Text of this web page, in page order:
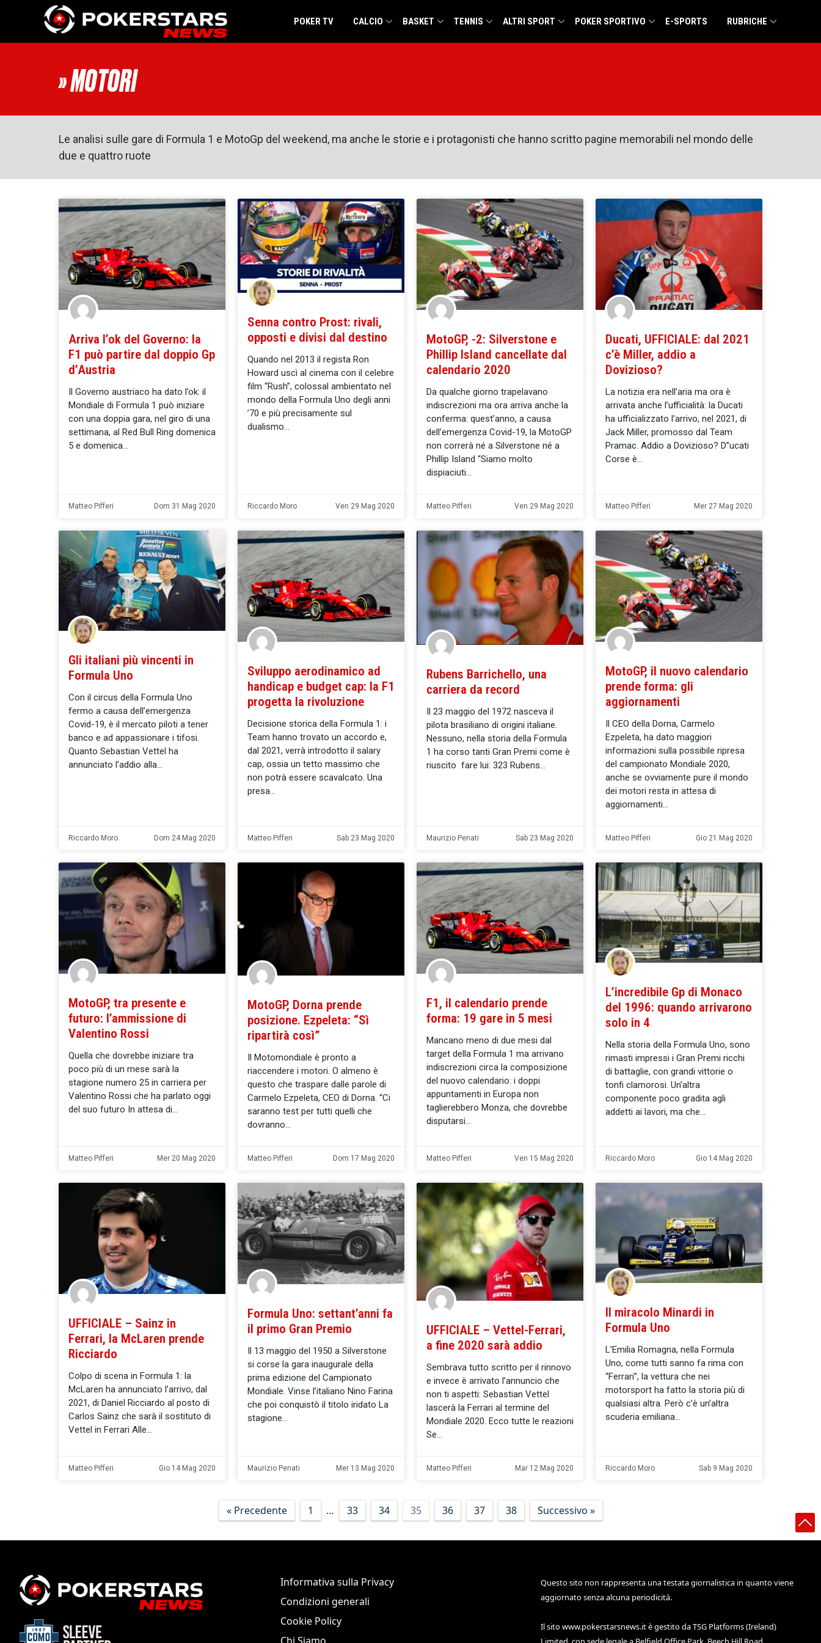
Vai al contenuto
POKER TV CALCIO BASKET TENNIS ALTRI SPORT POKER SPORTIVO E-SPORTS RUBRICHE
» MOTORI
Le analisi sulle gare di Formula 1 e MotoGp del weekend, ma anche le storie e i protagonisti che hanno scritto pagine memorabili nel mondo delle
due e quattro ruote
Arriva l’ok del Governo: la
F1 può partire dal doppio Gp
d’Austria
Il Governo austriaco ha dato l’ok: il
Mondiale di Formula 1 può iniziare
con una doppia gara, nel giro di una
settimana, al Red Bull Ring domenica
5 e domenica
Matteo Pifferi Dom 31 Mag 2020
Senna contro Prost: rivali,
opposti e divisi dal destino
Quando nel 2013 il regista Ron
Howard uscì al cinema con il celebre
film “Rush”, colossal ambientato nel
mondo della Formula Uno degli anni
’70 e più precisamente sul
dualismo
Riccardo Moro Ven 29 Mag 2020
MotoGP, -2: Silverstone e
Phillip Island cancellate dal
calendario 2020
Da qualche giorno trapelavano
indiscrezioni ma ora arriva anche la
conferma: quest’anno, a causa
dell’emergenza Covid-19, la MotoGP
non correrà né a Silverstone né a
Phillip Island “Siamo molto
dispiaciuti
Matteo Pifferi Ven 29 Mag 2020
Ducati, UFFICIALE: dal 2021
c’è Miller, addio a
Dovizioso?
La notizia era nell’aria ma ora è
arrivata anche l’ufficialità: la Ducati
ha ufficializzato l’arrivo, nel 2021, di
Jack Miller, promosso dal Team
Pramac. Addio a Dovizioso? D”ucati
Corse è
Matteo Pifferi Mer 27 Mag 2020
Gli italiani più vincenti in
Formula Uno
Con il circus della Formula Uno
fermo a causa dell’emergenza
Covid-19, è il mercato piloti a tener
banco e ad appassionare i tifosi.
Quanto Sebastian Vettel ha
annunciato l’addio alla
Riccardo Moro Dom 24 Mag 2020
Sviluppo aerodinamico ad
handicap e budget cap: la F1
progetta la rivoluzione
Decisione storica della Formula 1: i
Team hanno trovato un accordo e,
dal 2021, verrà introdotto il salary
cap, ossia un tetto massimo che
non potrà essere scavalcato. Una
presa
Matteo Pifferi Sab 23 Mag 2020
Rubens Barrichello, una
carriera da record
Il 23 maggio del 1972 nasceva il
pilota brasiliano di origini italiane.
Nessuno, nella storia della Formula
1 ha corso tanti Gran Premi come è
riuscito fare lui: 323 Rubens
Maurizio Penati Sab 23 Mag 2020
MotoGP, il nuovo calendario
prende forma: gli
aggiornamenti
Il CEO della Dorna, Carmelo
Ezpeleta, ha dato maggiori
informazioni sulla possibile ripresa
del campionato Mondiale 2020,
anche se ovviamente pure il mondo
dei motori resta in attesa di
aggiornamenti
Matteo Pifferi Gio 21 Mag 2020
MotoGP, tra presente e
futuro: l’ammissione di
Valentino Rossi
Quella che dovrebbe iniziare tra
poco più di un mese sarà la
stagione numero 25 in carriera per
Valentino Rossi che ha parlato oggi
del suo futuro In attesa di
Matteo Pifferi Mer 20 Mag 2020
MotoGP, Dorna prende
posizione. Ezpeleta: “Sì
ripartirà così”
Il Motomondiale è pronto a
riaccendere i motori. O almeno è
questo che traspare dalle parole di
Carmelo Ezpeleta, CEO di Dorna. “Ci
saranno test per tutti quelli che
dovranno
Matteo Pifferi Dom 17 Mag 2020
F1, il calendario prende
forma: 19 gare in 5 mesi
Mancano meno di due mesi dal
target della Formula 1 ma arrivano
indiscrezioni circa la composizione
del nuovo calendario: i doppi
appuntamenti in Europa non
taglierebbero Monza, che dovrebbe
disputarsi
Matteo Pifferi Ven 15 Mag 2020
L’incredibile Gp di Monaco
del 1996: quando arrivarono
solo in 4
Nella storia della Formula Uno, sono
rimasti impressi i Gran Premi ricchi
di battaglie, con grandi vittorie o
tonfi clamorosi. Un’altra
componente poco gradita agli
addetti ai lavori, ma che
Riccardo Moro Gio 14 Mag 2020
UFFICIALE – Sainz in
Ferrari, la McLaren prende
Ricciardo
Colpo di scena in Formula 1: la
McLaren ha annunciato l’arrivo, dal
2021, di Daniel Ricciardo al posto di
Carlos Sainz che sarà il sostituto di
Vettel in Ferrari Alle
Matteo Pifferi Gio 14 Mag 2020
Formula Uno: settant’anni fa
il primo Gran Premio
Il 13 maggio del 1950 a Silverstone
si corse la gara inaugurale della
prima edizione del Campionato
Mondiale. Vinse l’italiano Nino Farina
che poi conquistò il titolo iridato La
stagione
Maurizio Penati Mer 13 Mag 2020
UFFICIALE – Vettel-Ferrari,
a fine 2020 sarà addio
Sembrava tutto scritto per il rinnovo
e invece è arrivato l’annuncio che
non ti aspetti: Sebastian Vettel
lascerà la Ferrari al termine del
Mondiale 2020. Ecco tutte le reazioni
Se
Matteo Pifferi Mar 12 Mag 2020
Il miracolo Minardi in
Formula Uno
L’Emilia Romagna, nella Formula
Uno, come tutti sanno fa rima con
“Ferrari”, la vettura che nei
motorsport ha fatto la storia più di
qualsiasi altra. Però c’è un’altra
scuderia emiliana
Riccardo Moro Sab 9 Mag 2020
« Precedente 1 … 33 34 35 36 37 38 Successivo »
Informativa sulla Privacy
Condizioni generali
Cookie Policy
Questo sito non rappresenta una testata giornalistica in quanto viene
aggiornato senza alcuna periodicità.
Il sitowww.pokerstarsnews.itè gestito da TSG Platforms (Ireland)